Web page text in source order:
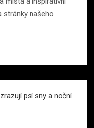
stránky našeho
psí sny a noční